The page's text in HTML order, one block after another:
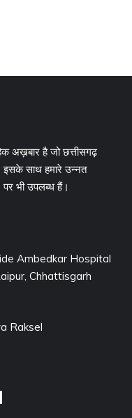
अख़बार है जो छत्तीसगढ़
इसके साथ हमारे उन्नत
पर भी उपलब्ध हैं।
Ambedkar Hospital
Chhattisgarh
Raksel